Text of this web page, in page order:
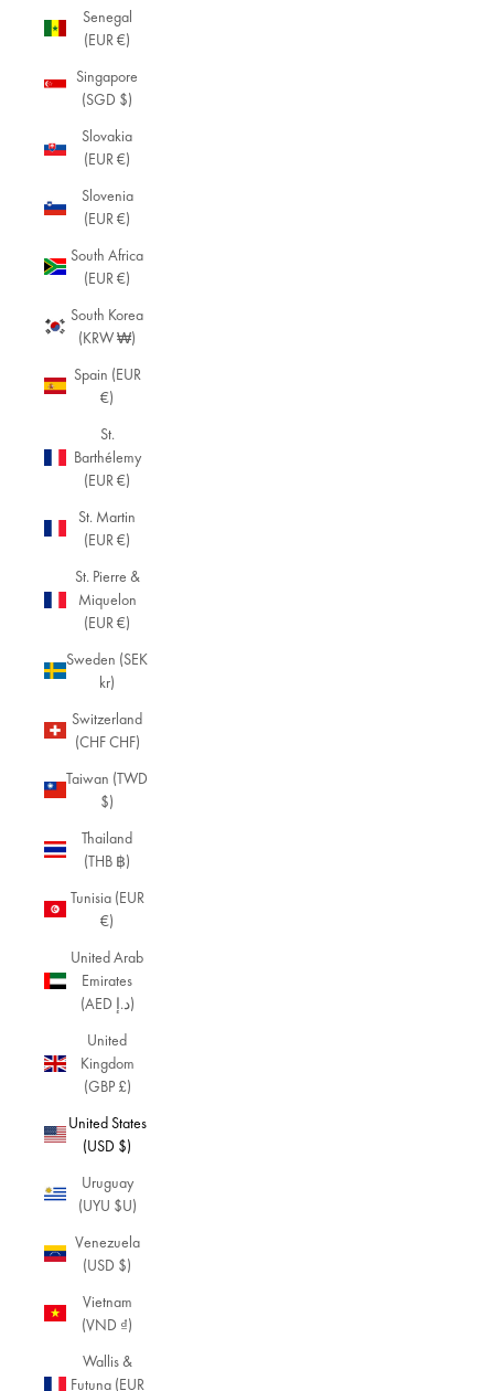
Senegal
(EUR €)
Singapore
(SGD $)
Slovakia
(EUR €)
Slovenia
(EUR €)
South Africa
(EUR €)
South Korea
(KRW ₩)
Spain (EUR
€)
St.
Barthélemy
(EUR €)
St. Martin
(EUR €)
St. Pierre &
Miquelon
(EUR €)
Sweden (SEK
kr)
Switzerland
(CHF CHF)
Taiwan (TWD
$)
Thailand
(THB ฿)
Tunisia (EUR
€)
United Arab
Emirates
(AED د.إ)
United
Kingdom
(GBP £)
United States
(USD $)
Uruguay
(UYU $U)
Venezuela
(USD $)
Vietnam
(VND ₫)
Wallis &
Futuna (EUR